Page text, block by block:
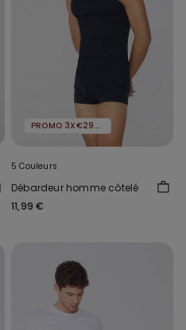
PROMO 3X€29.99
5 Couleurs
Débardeur homme côtelé
11,99 €